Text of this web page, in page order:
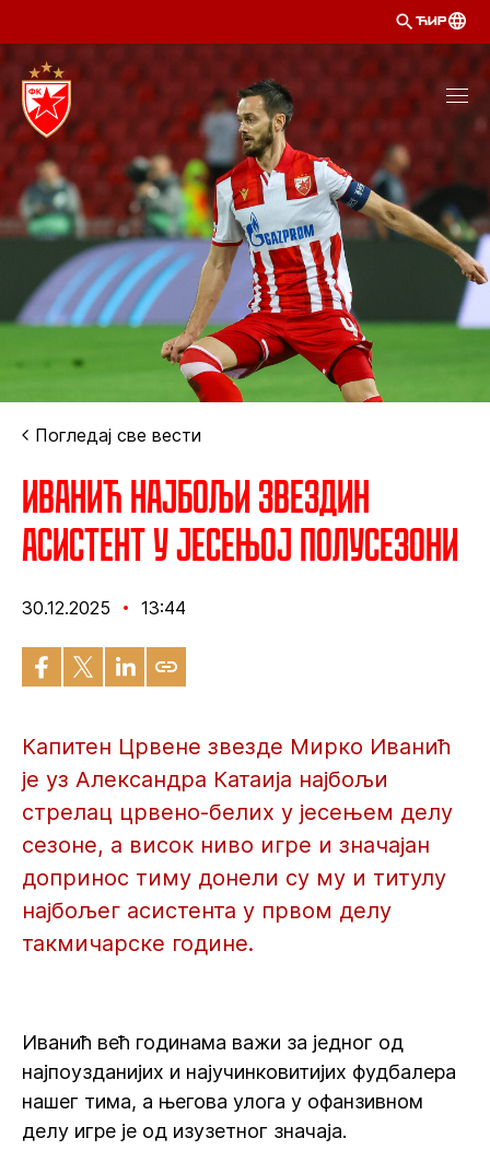
ЋИР
Погледај све вести
Иванић најбољи Звездин
асистент у јесењој полусезони
30.12.2025 13:44
Капитен Црвене звезде Мирко Иванић
је уз Александра Катаија најбољи
стрелац црвено-белих у јесењем делу
сезоне, а висок ниво игре и значајан
допринос тиму донели су му и титулу
најбољег асистента у првом делу
такмичарске године.
Иванић већ годинама важи за једног од
најпоузданијих и најучинковитијих фудбалера
нашег тима, а његова улога у офанзивном
делу игре је од изузетног значаја.